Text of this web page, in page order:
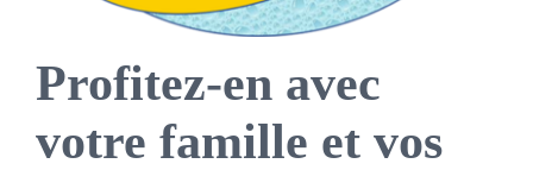
Profitez-en avec
votre famille et vos